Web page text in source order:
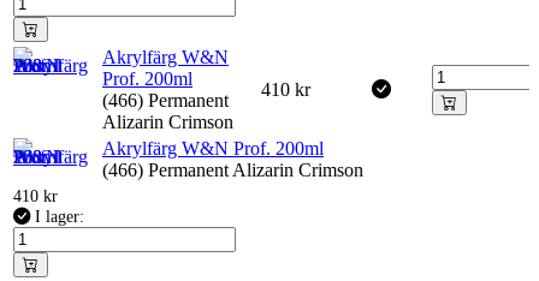
Akrylfärg W&N
Prof. 200ml
(466) Permanent
Alizarin Crimson
410 kr
Akrylfärg W&N Prof. 200ml
(466) Permanent Alizarin Crimson
410 kr
I lager: